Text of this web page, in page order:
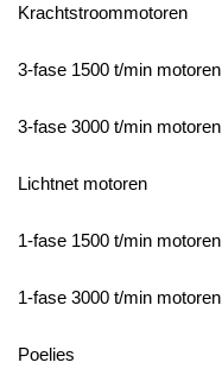
Krachtstroommotoren
3-fase 1500 t/min motoren
3-fase 3000 t/min motoren
Lichtnet motoren
1-fase 1500 t/min motoren
1-fase 3000 t/min motoren
Poelies